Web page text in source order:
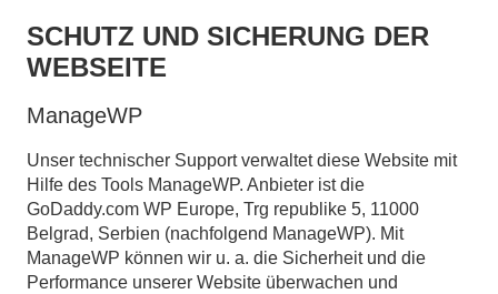
SCHUTZ UND SICHERUNG DER
WEBSEITE
ManageWP
Unser technischer Support verwaltet diese Website mit
Hilfe des Tools ManageWP. Anbieter ist die
GoDaddy.com WP Europe, Trg republike 5, 11000
Belgrad, Serbien (nachfolgend ManageWP). Mit
ManageWP können wir u. a. die Sicherheit und die
Performance unserer Website überwachen und